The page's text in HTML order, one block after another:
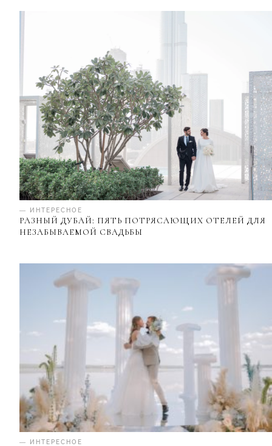
— ИНТЕРЕСНОЕ
РАЗНЫЙ ДУБАЙ: ПЯТЬ ПОТРЯСАЮЩИХ ОТЕЛЕЙ ДЛЯ
НЕЗАБЫВАЕМОЙ СВАДЬБЫ
— ИНТЕРЕСНОЕ